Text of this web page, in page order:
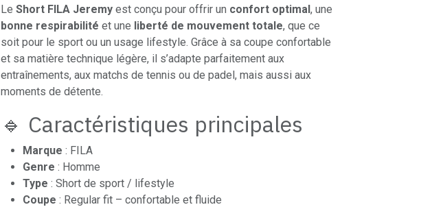
Le Short FILA Jeremy est conçu pour offrir un confort optimal, une
bonne respirabilité et une liberté de mouvement totale, que ce
soit pour le sport ou un usage lifestyle. Grâce à sa coupe confortable
et sa matière technique légère, il s’adapte parfaitement aux
entraînements, aux matchs de tennis ou de padel, mais aussi aux
moments de détente.
🔹 Caractéristiques principales
Marque : FILA
Genre : Homme
Type : Short de sport / lifestyle
Coupe : Regular fit – confortable et fluide